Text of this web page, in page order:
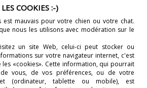
COOKIES :-)
est mauvais pour votre chien ou votre chat.
nous les utilisons avec modération sur le
un site Web, celui-cipeut stocker ou
sur votre navigateur internet, c'est
les «cookies». Cette information, qui pourrait
vous, de vos préférences, ou de votre
(ordinateur, tablette ou mobile), est